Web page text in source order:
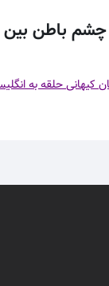
باطن بین
کیهانی حلقه به